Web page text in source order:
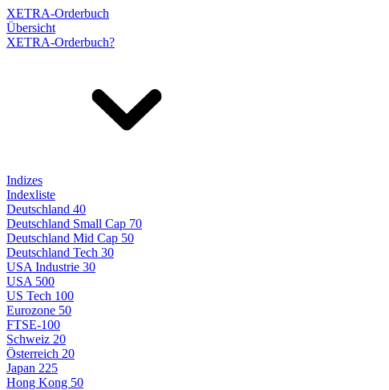
XETRA-Orderbuch
Übersicht
XETRA-Orderbuch?
Indizes
Indexliste
Deutschland 40
Deutschland Small Cap 70
Deutschland Mid Cap 50
Deutschland Tech 30
USA Industrie 30
USA 500
US Tech 100
Eurozone 50
FTSE-100
Schweiz 20
Österreich 20
Japan 225
Hong Kong 50